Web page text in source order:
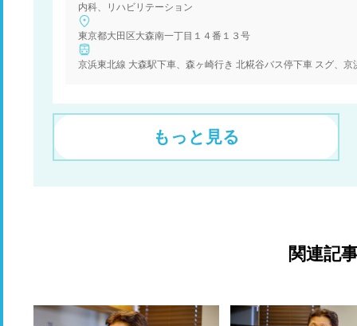
内科、リハビリテーション
東京都大田区大森南一丁目１４番１３号
もっと見る
関連記